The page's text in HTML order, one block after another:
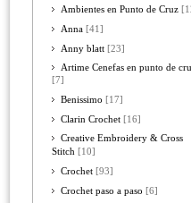
Ambientes en Punto de Cruz
Anna [41]
Anny blatt [23]
Artime Cenefas en punto de
[7]
Benissimo [17]
Clarin Crochet [16]
Creative Embroidery & Cross
Stitch [10]
Crochet [93]
Crochet paso a paso [6]